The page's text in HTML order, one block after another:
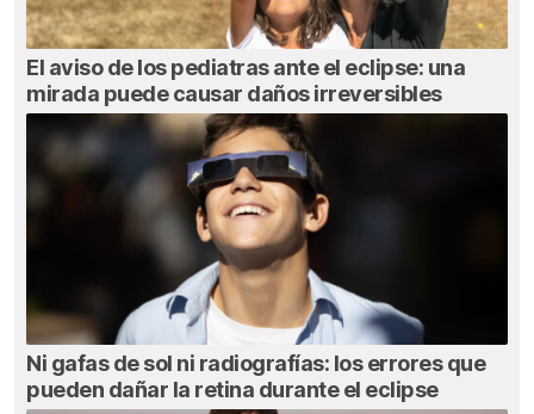
El aviso de los pediatras ante el eclipse: una
mirada puede causar daños irreversibles
Ni gafas de sol ni radiografías: los errores que
pueden dañar la retina durante el eclipse